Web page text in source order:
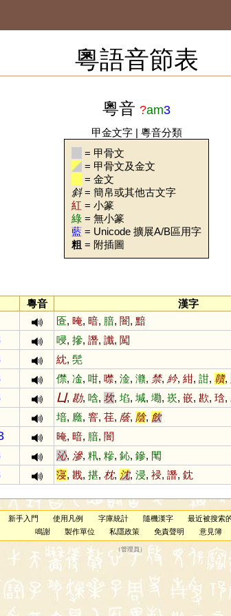
粵語音節表
粵音 ?am3
甲金文字| 粵音分類
= 甲骨文
= 甲骨文及金文
= 金文
斜= 簡帛或其他古文字
紅 = 小篆
綠 = 無小篆
藍 = Unicode 擴展A/B區用字
粗 = 附插圖
粵音 漢字
匼, 晻, 暗, 腤, 闇, 黯
唚, 摻, 譖, 讖, 闖
紞, 髧
僸, 凎, 咁, 噤, 淦, 灨, 禁, 紟, 紺, 詌, 贛,
凵, 勘, 唅, 坎, 埳, 堿, 墈, 崁, 嵌, 歁, 琀,
堷, 廕, 窨, 荏, 蔭, 陰, 飲
晻, 暗, 腤, 闇
沁, 滲, 籸, 糝, 鈊, 鏒, 閐
寖, 戡, 揕, 枕, 沈, 浸, 祲, 譖, 鈂
新手入門 使用凡例 字庫統計 隨機漢字
最近被搜索
鳴謝
製作單位 私隱政策 免責聲明 意見簿
（管理員 ）